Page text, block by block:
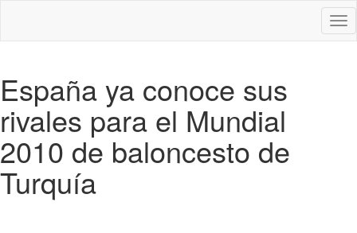
España ya conoce sus
rivales para el Mundial
2010 de baloncesto de
Turquía